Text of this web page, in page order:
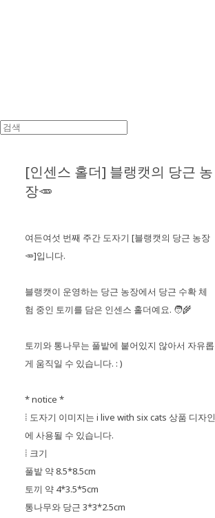
[인센스 홀더] 블랭캣의 당근 농
장🥕
여든여섯 번째 주간 도자기 [블랭캣의 당근 농장
🥕]입니다.
블랭캣이 운영하는 당근 농장에서 당근 수확 체
험 중인 토끼를 담은 인센스 홀더예요. 🧑‍🌾
토끼와 통나무는 풀밭에 붙어있지 않아서 자유롭
게 움직일 수 있습니다. : )
* notice *
⁞ 도자기 이미지는 i live with six cats 상품 디자인
에 사용될 수 있습니다.
⁞ 크기
풀밭 약 8.5*8.5cm
토끼 약 4*3.5*5cm
통나무와 당근 3*3*2.5cm